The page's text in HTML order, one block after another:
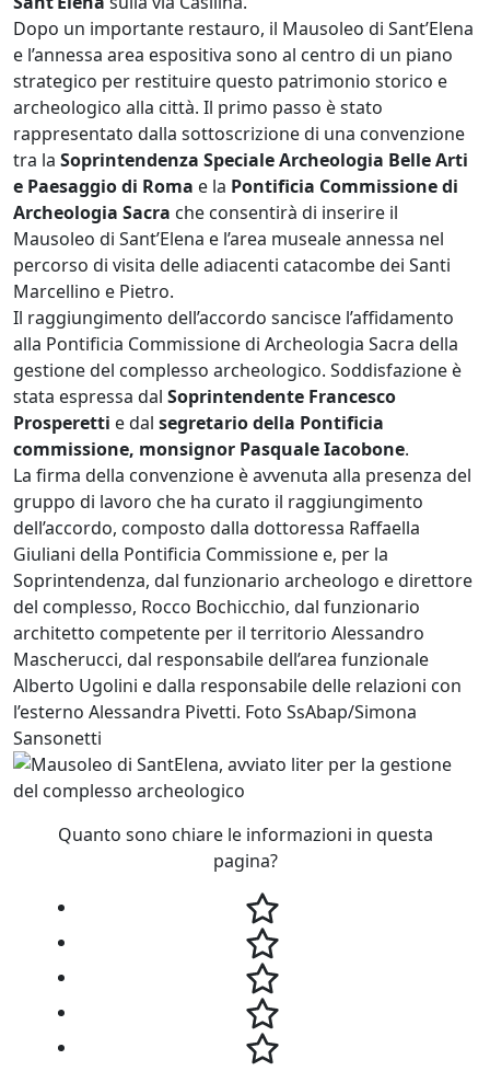
Dopo un importante restauro, il Mausoleo di Sant’Elena
e l’annessa area espositiva sono al centro di un piano
strategico per restituire questo patrimonio storico e
archeologico alla città. Il primo passo è stato
rappresentato dalla sottoscrizione di una convenzione
tra la Soprintendenza Speciale Archeologia Belle Arti
e Paesaggio di Roma e la Pontificia Commissione di
Archeologia Sacra che consentirà di inserire il
Mausoleo di Sant’Elena e l’area museale annessa nel
percorso di visita delle adiacenti catacombe dei Santi
Marcellino e Pietro.
Il raggiungimento dell’accordo sancisce l’affidamento
alla Pontificia Commissione di Archeologia Sacra della
gestione del complesso archeologico. Soddisfazione è
stata espressa dal Soprintendente Francesco
Prosperetti e dal segretario della Pontificia
commissione, monsignor Pasquale Iacobone.
La firma della convenzione è avvenuta alla presenza del
gruppo di lavoro che ha curato il raggiungimento
dell’accordo, composto dalla dottoressa Raffaella
Giuliani della Pontificia Commissione e, per la
Soprintendenza, dal funzionario archeologo e direttore
del complesso, Rocco Bochicchio, dal funzionario
architetto competente per il territorio Alessandro
Mascherucci, dal responsabile dell’area funzionale
Alberto Ugolini e dalla responsabile delle relazioni con
l’esterno Alessandra Pivetti. Foto SsAbap/Simona
Sansonetti
Quanto sono chiare le informazioni in questa
pagina?